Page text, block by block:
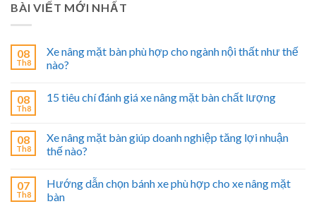
BÀI VIẾT MỚI NHẤT
08
Th8
Xe nâng mặt bàn phù hợp cho ngành nội thất như thế
nào?
08
Th8
15 tiêu chí đánh giá xe nâng mặt bàn chất lượng
08
Th8
Xe nâng mặt bàn giúp doanh nghiệp tăng lợi nhuận
thế nào?
07
Th8
Hướng dẫn chọn bánh xe phù hợp cho xe nâng mặt
bàn